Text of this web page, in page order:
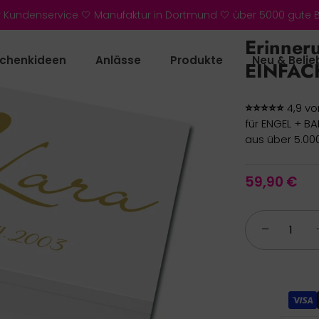
Kundenservice 🤍 Manufaktur in Dortmund 🤍 über 5000 gute
Anlässe Produkte Neu &
⭐⭐⭐⭐⭐ 4,9
für ENGEL +
aus über
59,90 €
−